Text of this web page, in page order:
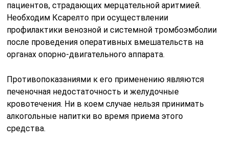
пациентов, страдающих мерцательной аритмией.
Необходим Ксарелто при осуществлении
профилактики венозной и системной тромбоэмболии
после проведения оперативных вмешательств на
органах опорно-двигательного аппарата.
Противопоказаниями к его применению являются
печеночная недостаточность и желудочные
кровотечения. Ни в коем случае нельзя принимать
алкогольные напитки во время приема этого
средства.